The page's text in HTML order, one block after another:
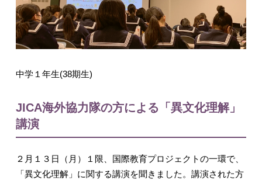
English
中学１年生(38期生)
JICA海外協力隊の方による「異文化理解」
講演
２月１３日（月）１限、国際教育プロジェクトの一環で、
「異文化理解」に関する講演を聞きました。講演された方